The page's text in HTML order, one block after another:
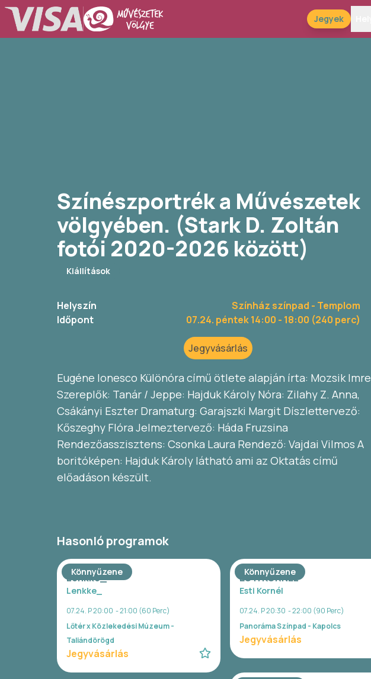
Jegyek
Színészportrék a Művészetek
völgyében. (Stark D. Zoltán
fotói 2020-2026 között)
Kiállítások
Helyszín
Színház színpad - Templom
Időpont
07.24. péntek 14:00 - 18:00 (240 perc)
Jegyvásárlás
Eugéne Ionesco Különóra című ötlete alapján írta: Mozsik Imre
Szereplők: Tanár / Jeppe: Hajduk Károly Nóra: Zilahy Z. Anna,
Csákányi Eszter Dramaturg: Garajszki Margit Díszlettervező:
Kőszeghy Flóra Jelmeztervező: Háda Fruzsina
Rendezőasszisztens: Csonka Laura Rendező: Vajdai Vilmos A
boritóképen: Hajduk Károly látható ami az Oktatás című
előadáson készült.
Hasonló programok
Könnyűzene
Lenkke_
Lenkke_
07.24. P 20:00 - 21:00 (60 Perc)
Lőtér x Közlekedési Múzeum -
Taliándörögd
Jegyvásárlás
Könnyűzene
ESTI KORNÉL
Esti Kornél
07.24. P 20:30 - 22:00 (90 Perc)
Panoráma Színpad - Kapolcs
Jegyvásárlás